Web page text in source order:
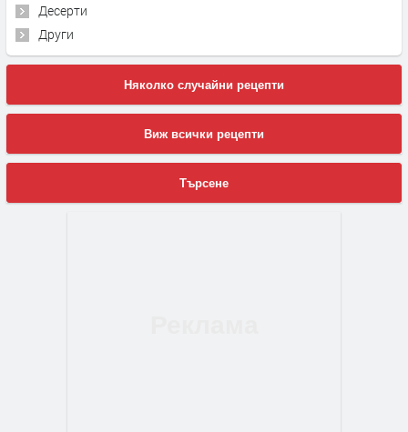
Десерти
Други
Няколко случайни рецепти
Виж всички рецепти
Търсене